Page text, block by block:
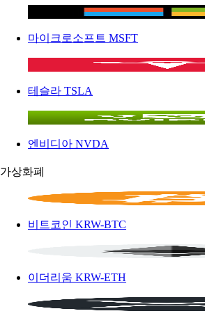
마이크로소프트 MSFT
테슬라 TSLA
엔비디아 NVDA
가상화폐
비트코인 KRW-BTC
이더리움 KRW-ETH